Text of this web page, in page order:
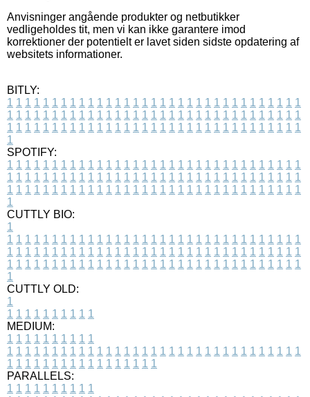
Anvisninger angående produkter og netbutikker
vedligeholdes tit, men vi kan ikke garantere imod
korrektioner der potentielt er lavet siden sidste opdatering af
websitets informationer.
BITLY:
1 1 1 1 1 1 1 1 1 1 1 1 1 1 1 1 1 1 1 1 1 1 1 1 1 1 1 1 1 1 1 1 1
1 1 1 1 1 1 1 1 1 1 1 1 1 1 1 1 1 1 1 1 1 1 1 1 1 1 1 1 1 1 1 1 1
1 1 1 1 1 1 1 1 1 1 1 1 1 1 1 1 1 1 1 1 1 1 1 1 1 1 1 1 1 1 1 1 1
1
SPOTIFY:
1 1 1 1 1 1 1 1 1 1 1 1 1 1 1 1 1 1 1 1 1 1 1 1 1 1 1 1 1 1 1 1 1
1 1 1 1 1 1 1 1 1 1 1 1 1 1 1 1 1 1 1 1 1 1 1 1 1 1 1 1 1 1 1 1 1
1 1 1 1 1 1 1 1 1 1 1 1 1 1 1 1 1 1 1 1 1 1 1 1 1 1 1 1 1 1 1 1 1
1
CUTTLY BIO:
1
1 1 1 1 1 1 1 1 1 1 1 1 1 1 1 1 1 1 1 1 1 1 1 1 1 1 1 1 1 1 1 1 1
1 1 1 1 1 1 1 1 1 1 1 1 1 1 1 1 1 1 1 1 1 1 1 1 1 1 1 1 1 1 1 1 1
1 1 1 1 1 1 1 1 1 1 1 1 1 1 1 1 1 1 1 1 1 1 1 1 1 1 1 1 1 1 1 1 1
1
CUTTLY OLD:
1
1 1 1 1 1 1 1 1 1 1
MEDIUM:
1 1 1 1 1 1 1 1 1 1
1 1 1 1 1 1 1 1 1 1 1 1 1 1 1 1 1 1 1 1 1 1 1 1 1 1 1 1 1 1 1 1 1
1 1 1 1 1 1 1 1 1 1 1 1 1 1 1 1 1
PARALLELS:
1 1 1 1 1 1 1 1 1 1